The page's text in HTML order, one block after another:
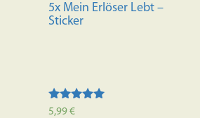
5x Mein Erlöser Lebt –
Sticker
Bewertet mit
5,99€